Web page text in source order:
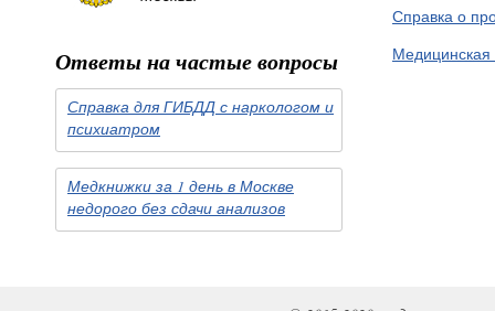
Ответы на частые вопросы
Справка для ГИБДД с наркологом и
психиатром
Медкнижки за 1 день в Москве
недорого без сдачи анализов
Справка о
Медицинская